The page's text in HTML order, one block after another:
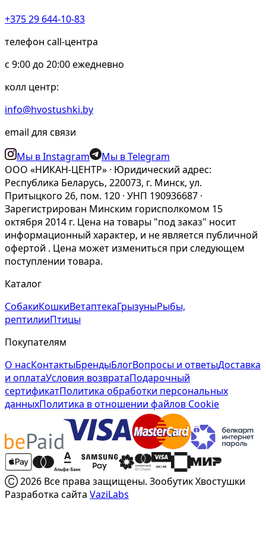
+375 29 644-10-83
телефон call-центра
c 9:00 до 20:00 ежедневно
колл центр:
info@hvostushki.by
email для связи
Мы в Instagram
Мы в Telegram
ООО «НИКАН-ЦЕНТР» · Юридический адрес:
Республика Беларусь, 220073, г. Минск, ул.
Притыцкого 26, пом. 120 · УНП 190936687 ·
Зарегистрирован Минским горисполкомом 15
октября 2014 г. Цена на товары "под заказ" носит
информационный характер, и не является публичной
офертой . Цена может измениться при следующем
поступлении товара.
Каталог
СобакиКошкиВетаптекаГрызуныРыбы,
рептилииПтицы
Покупателям
О насКонтактыБрендыБлогВопросы и ответыДоставка
и оплатаУсловия возвратаПодарочный
сертификатПолитика обработки персональных
данныхПолитика в отношении файлов Cookie
Ⓒ 2026 Все права защищены. Зообутик Хвостушки
Разработка сайта VaziLabs